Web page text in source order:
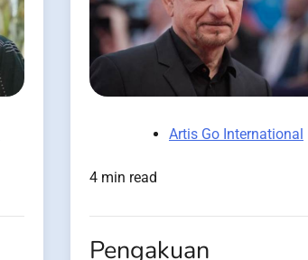
Artis Go International
4 min read
Pengakuan